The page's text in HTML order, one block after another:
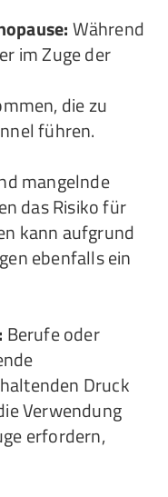
Während
im Zuge der
die zu
führen.
mangelnde
das Risiko für
kann aufgrund
ebenfalls ein
Berufe oder
Druck
Verwendung
erfordern,